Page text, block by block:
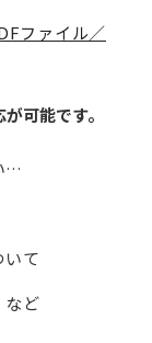
ファイル／
可能です。
…
いて
ど